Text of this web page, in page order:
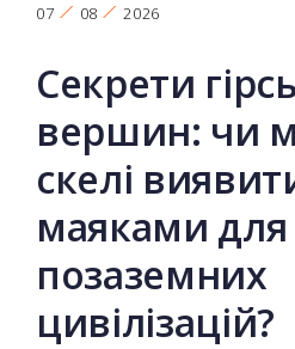
07 08 2026
Секрети
вершин: чи
скелі
маяками для
позаземних
цивілізацій?